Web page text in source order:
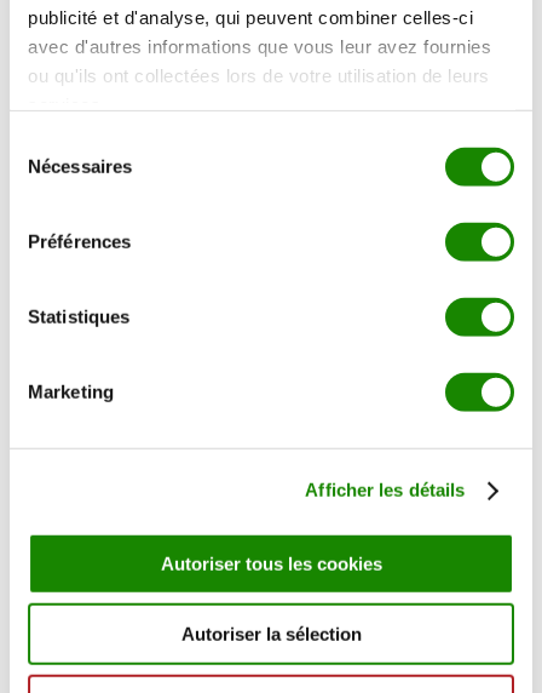
publicité et d'analyse, qui peuvent combiner celles-ci
avec d'autres informations que vous leur avez fournies
ou qu'ils ont collectées lors de votre utilisation de leurs
Nécessaires
Préférences
Statistiques
Marketing
Afficher les détails
Autoriser tous les cookies
Autoriser la sélection
PROFESSIONNELS
NOTRE HISTOIRE
NOTRE SAVOIR-FAIRE